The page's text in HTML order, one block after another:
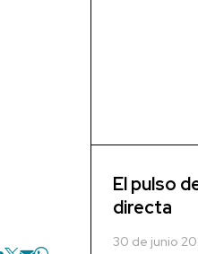
El pulso
directa
30 de junio